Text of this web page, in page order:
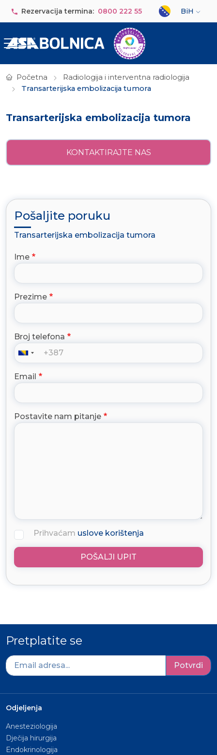
Rezervacija termina: 0800 222 55
Select your
BiH
Početna
Radiologija i interventna radiologija
Transarterijska embolizacija tumora
Transarterijska embolizacija tumora
KONTAKTIRAJTE NAS
Pošaljite poruku
Transarterijska embolizacija tumora
Ime
Prezime
Broj telefona
Email
Postavite nam pitanje
Prihvaćam uslove korištenja
POŠALJI UPIT
Pretplatite se
Potvrdi
Odjeljenja
Anesteziologija
Dječija hirurgija
Endokrinologija